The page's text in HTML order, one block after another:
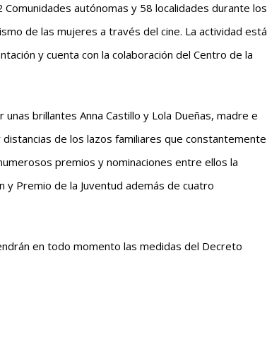
autónomas y 58 localidades durante los
de las mujeres a través del cine. La actividad está
y cuenta con la colaboración del Centro de la
brillantes Anna Castillo y Lola Dueñas, madre e
de los lazos familiares que constantemente
premios y nominaciones entre ellos la
y Premio de la Juventud además de cuatro
en todo momento las medidas del Decreto